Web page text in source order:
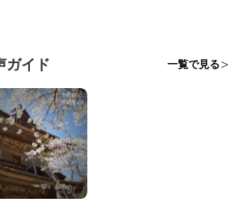
ガイド 一覧で見る